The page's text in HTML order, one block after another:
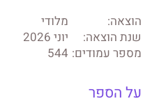
הוצאה:
מלודי
שנת הוצאה:
יוני 2026
מספר עמודים: 544
על הספר